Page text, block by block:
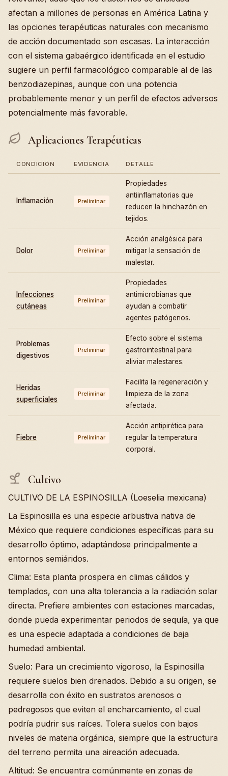
afectan a millones de personas en América Latina y
las opciones terapéuticas naturales con mecanismo
de acción documentado son escasas. La interacción
con el sistema gabaérgico identificada en el estudio
sugiere un perfil farmacológico comparable al de las
benzodiazepinas, aunque con una potencia
probablemente menor y un perfil de efectos adversos
potencialmente más favorable.
Aplicaciones Terapéuticas
CONDICIÓN EVIDENCIA DETALLE
Inflamación Preliminar
Propiedades
antiinflamatorias que
reducen la hinchazón en
tejidos.
Dolor Preliminar
Acción analgésica para
mitigar la sensación de
malestar.
Infecciones
cutáneas
Preliminar
Propiedades
antimicrobianas que
ayudan a combatir
agentes patógenos.
Problemas
digestivos
Preliminar
Efecto sobre el sistema
gastrointestinal para
aliviar malestares.
Heridas
superficiales
Preliminar
Facilita la regeneración y
limpieza de la zona
afectada.
Fiebre Preliminar
Acción antipirética para
regular la temperatura
corporal.
Cultivo
CULTIVO DE LA ESPINOSILLA (Loeselia mexicana)
La Espinosilla es una especie arbustiva nativa de
México que requiere condiciones específicas para su
desarrollo óptimo, adaptándose principalmente a
entornos semiáridos.
Clima: Esta planta prospera en climas cálidos y
templados, con una alta tolerancia a la radiación solar
directa. Prefiere ambientes con estaciones marcadas,
donde pueda experimentar periodos de sequía, ya que
es una especie adaptada a condiciones de baja
humedad ambiental.
Suelo: Para un crecimiento vigoroso, la Espinosilla
requiere suelos bien drenados. Debido a su origen, se
desarrolla con éxito en sustratos arenosos o
pedregosos que eviten el encharcamiento, el cual
podría pudrir sus raíces. Tolera suelos con bajos
niveles de materia orgánica, siempre que la estructura
del terreno permita una aireación adecuada.
Altitud: Se encuentra comúnmente en zonas de